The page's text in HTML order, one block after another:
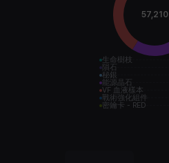
57,210
生命樹枝
隕石
秘銀
能源晶石
VF 血液樣本
戰術強化組件
密鑰卡 - RED